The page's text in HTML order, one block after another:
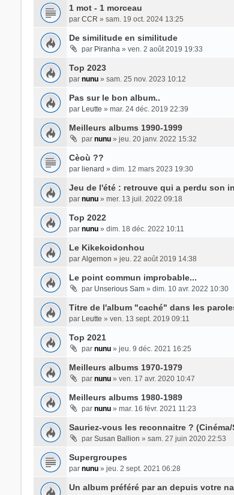
1 mot - 1 morceau
par CCR » sam. 19 oct. 2024 13:25
De similitude en similitude
par Piranha» ven. 2 août 2019 19:33
Top 2023
par nunu» sam. 25 nov. 2023 10:12
Pas sur le bon album..
par Leutte » mar. 24 déc. 2019 22:39
Meilleurs albums 1990-1999
par nunu» jeu. 20 janv. 2022 15:32
Cèoù ??
par lienard » dim. 12 mars 2023 19:30
Jeu de l'été : retrouve qui a perdu son
par nunu» mer. 13 juil. 2022 09:18
Top 2022
par nunu» dim. 18 déc. 2022 10:11
Le Kikekoidonhou
par Algernon » jeu. 22 août 2019 14:38
Le point commun improbable...
par Unserious Sam» dim. 10 avr. 2022 10:30
Titre de l'album "caché" dans les
par Leutte » ven. 13 sept. 2019 09:11
Top 2021
par nunu» jeu. 9 déc. 2021 16:25
Meilleurs albums 1970-1979
par nunu» ven. 17 avr. 2020 10:47
Meilleurs albums 1980-1989
par nunu» mar. 16 févr. 2021 11:23
Sauriez-vous les reconnaitre ? (Cinéma/
par Susan Ballion » sam. 27 juin 2020 22:53
Supergroupes
par nunu» jeu. 2 sept. 2021 06:28
Un album préféré par an depuis votre